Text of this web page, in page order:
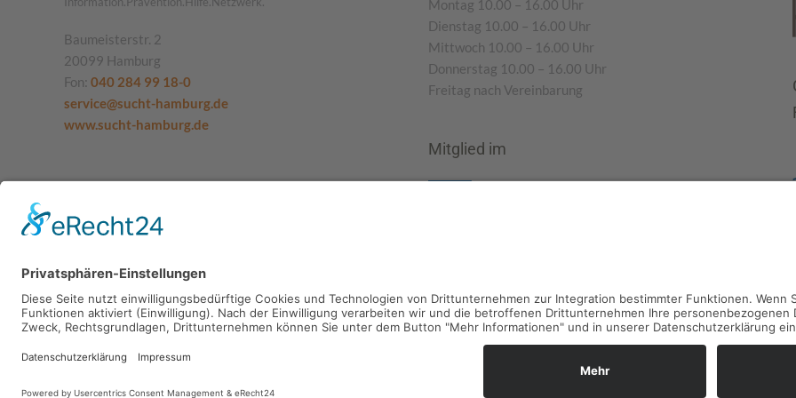
Baumeisterstr. 2
20099 Hamburg
Fon: 040 284 99 18-0
service@sucht-hamburg.de
www.sucht-hamburg.de
Montag 10.00 – 16.00 Uhr
Dienstag 10.00 – 16.00 Uhr
Mittwoch 10.00 – 16.00 Uhr
Donnerstag 10.00 – 16.00 Uhr
Freitag nach Vereinbarung
Mitglied im